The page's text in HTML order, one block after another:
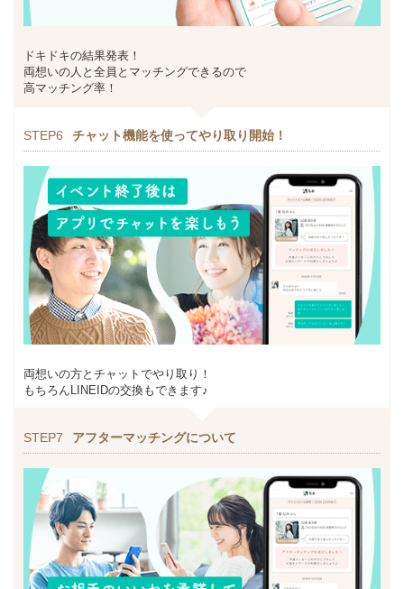
ドキドキの結果発表！
両想いの人と全員とマッチングできるので
高マッチング率！
STEP6 チャット機能を使ってやり取り開始！
両想いの方とチャットでやり取り！
もちろんLINEIDの交換もできます♪
STEP7 アフターマッチングについて